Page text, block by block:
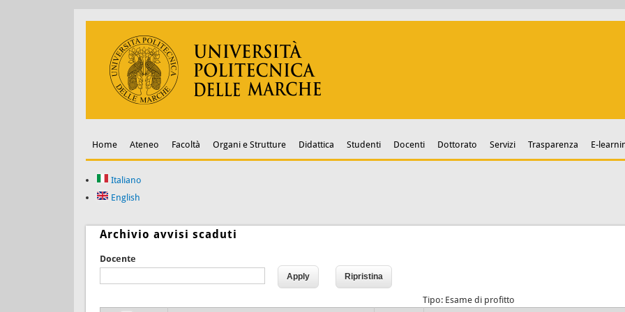
Home Ateneo Facoltà Organi e Strutture Didattica Studenti Docenti Dottorato Servizi Trasparenza E-
Italiano
English
Archivio avvisi scaduti
Docente
Tipo: Esame di profitto